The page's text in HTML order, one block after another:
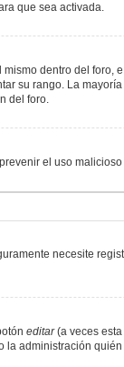
que sea activada.
dentro del foro,
su rango. La
del foro.
el uso
necesite
editar(a veces esta
administración